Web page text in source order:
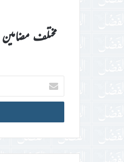
مختلف
اپنا
ای
میل
ڈی